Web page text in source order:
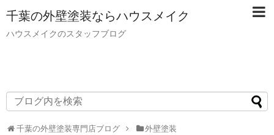
千葉の外壁塗装ならハウスメイク
ハウスメイクのスタッフブログ
千葉の外壁塗装専門店ブログ 外壁塗装